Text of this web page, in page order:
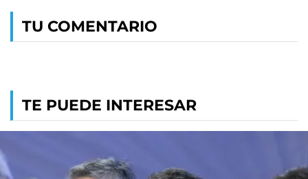
TU COMENTARIO
TE PUEDE INTERESAR